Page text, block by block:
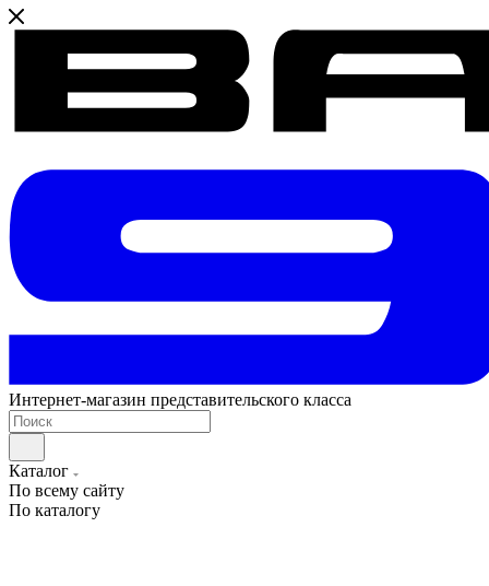
Интернет-магазин представительского класса
Каталог
По всему сайту
По каталогу